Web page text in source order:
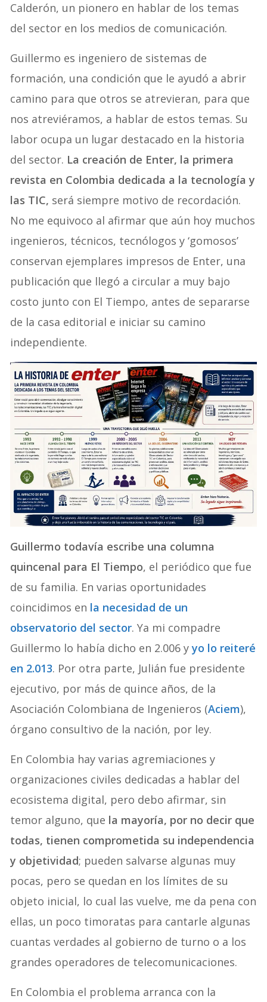
Calderón, un pionero en hablar de los temas
del sector en los medios de comunicación.
Guillermo es ingeniero de sistemas de
formación, una condición que le ayudó a abrir
camino para que otros se atrevieran, para que
nos atreviéramos, a hablar de estos temas. Su
labor ocupa un lugar destacado en la historia
del sector. La creación de Enter, la primera
revista en Colombia dedicada a la tecnología y
las TIC, será siempre motivo de recordación.
No me equivoco al afirmar que aún hoy muchos
ingenieros, técnicos, tecnólogos y ‘gomosos’
conservan ejemplares impresos de Enter, una
publicación que llegó a circular a muy bajo
costo junto con El Tiempo, antes de separarse
de la casa editorial e iniciar su camino
independiente.
Guillermo todavía escribe una columna
quincenal para El Tiempo, el periódico que fue
de su familia. En varias oportunidades
coincidimos en la necesidad de un
observatorio del sector. Ya mi compadre
Guillermo lo había dicho en 2.006 yyo lo reiteré
en 2.013. Por otra parte, Julián fue presidente
ejecutivo, por más de quince años, de la
Asociación Colombiana de Ingenieros (Aciem),
órgano consultivo de la nación, por ley.
En Colombia hay varias agremiaciones y
organizaciones civiles dedicadas a hablar del
ecosistema digital, pero debo afirmar, sin
temor alguno, que la mayoría, por no decir que
todas, tienen comprometida su independencia
y objetividad; pueden salvarse algunas muy
pocas, pero se quedan en los límites de su
objeto inicial, lo cual las vuelve, me da pena con
ellas, un poco timoratas para cantarle algunas
cuantas verdades al gobierno de turno o a los
grandes operadores de telecomunicaciones.
En Colombia el problema arranca con la